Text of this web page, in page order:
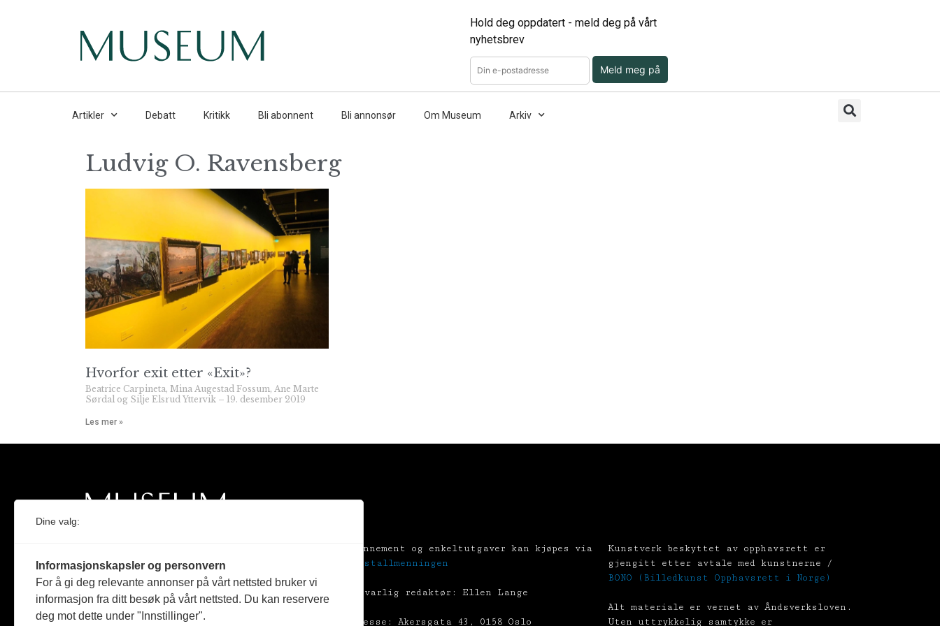
Hold deg oppdatert - meld deg på vårt
nyhetsbrev
Meld meg på
Artikler Debatt Kritikk Bli abonnent Bli annonsør Om Museum Arkiv
Ludvig O. Ravensberg
Hvorfor exit etter «Exit»?
Beatrice Carpineta, Mina Augestad Fossum, Ane Marte
Sørdal og Silje Elsrud Yttervik
19. desember 2019
Les mer »
Medlem i Norsk tidsskriftforening og
Fagpressen
Støttet av Kulturrådet og Norges
Abonnement og enkeltutgaver kan kjøpes via
Tekstallmenningen
Ansvarlig redaktør: Ellen Lange
Adresse: Akersgata 43, 0158 Oslo
Kunstverk beskyttet av opphavsrett er
gjengitt etter avtale med kunstnerne /
BONO (Billedkunst Opphavsrett i Norge)
Alt materiale er vernet av Åndsverksloven.
Uten uttrykkelig samtykke er
Dine valg:
Informasjonskapsler og personvern
For å gi deg relevante annonser på vårt nettsted bruker vi
informasjon fra ditt besøk på vårt nettsted. Du kan reservere
deg mot dette under "Innstillinger".